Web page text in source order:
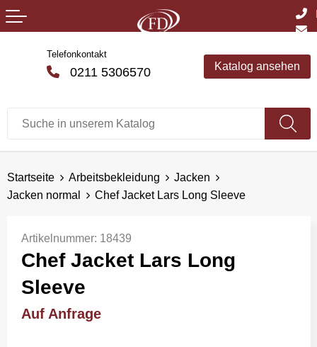
Telefonkontakt
0211 5306570 Katalog ansehen
Startseite Arbeitsbekleidung
Jacken
Jacken normal
Chef Jacket Lars Long Sleeve
Artikelnummer: 18439
Chef Jacket Lars Long
Sleeve
Auf Anfrage